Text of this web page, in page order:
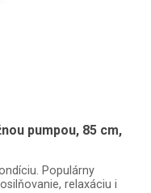
pumpou, 85 cm,
Populárny
relaxáciu i